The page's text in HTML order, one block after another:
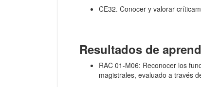
CE32. Conocer y valorar
Resultados de
RAC 01-M06: Reconocer los
magistrales, evaluado a través